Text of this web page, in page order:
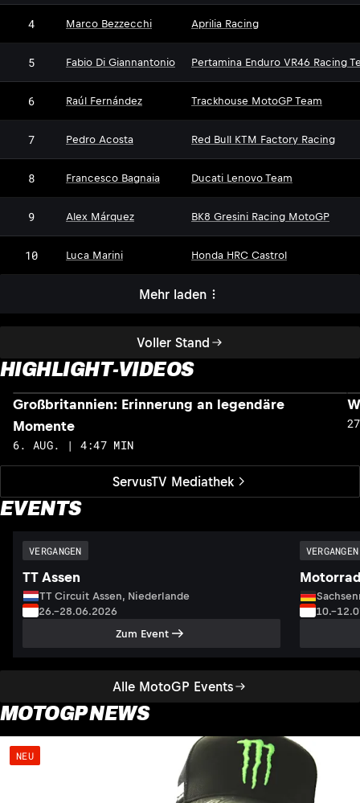
Voller Stand
4 Marco Bezzecchi Aprilia Racing
5 Fabio Di Giannantonio Pertamina Enduro VR46 Racing
6 Raúl Fernández Trackhouse MotoGP Team
7 Pedro Acosta Red Bull KTM Factory Racing
8 Francesco Bagnaia Ducati Lenovo Team
9 Alex Márquez BK8 Gresini Racing MotoGP
10 Luca Marini Honda HRC Castrol
Mehr laden
HIGHLIGHT-VIDEOS
ServusTV Mediathek
Großbritannien: Erinnerung an legendäre
Momente
6. AUG. | 4:47 MIN
EVENTS
Alle MotoGP Events
VERGANGEN
TT Assen
TT Circuit Assen, Niederlande
26.–28.06.2026
Zum Event
VERGANGEN
MOTOGP NEWS
NEU